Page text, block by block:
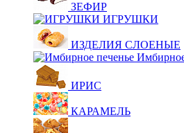
ЗЕФИР
ИГРУШКИ
ИЗДЕЛИЯ СЛОЕНЫЕ
ИРИС
КАРАМЕЛЬ